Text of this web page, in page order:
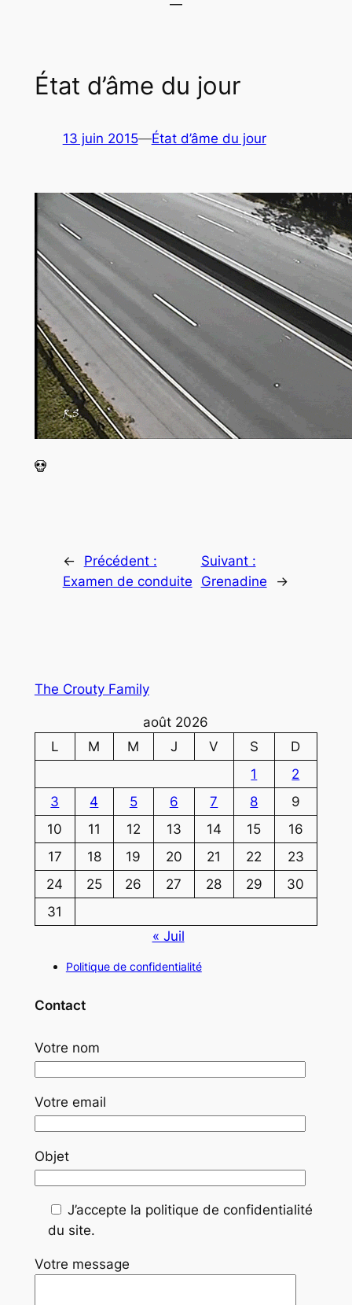
État d’âme du jour
13 juin 2015—État d’âme du jour
←
Précédent :
Examen de conduite
Suivant :
Grenadine
→
The Crouty Family
août 2026
L
M M J V S
D
1
2
3
4 5 6 7 8
9
10
11 12 13 14 15
16
17
18 19 20 21 22
23
24
25 26 27 28 29
30
31
« Juil
Politique de confidentialité
Contact
Votre nom
Votre email
Objet
J’accepte la politique de confidentialité
du site.
Votre message